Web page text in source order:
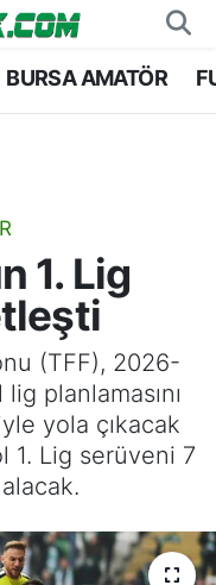
BURSA AMATÖR
1. Lig
(TFF), 2026-
planlamasını
yola çıkacak
1. Lig serüveni 7
Durumu ve Fikstür